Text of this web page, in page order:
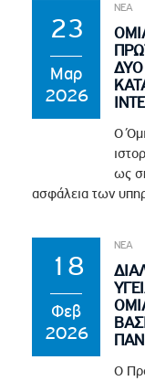
23
Μαρ
2026
ΝΕΑ
Ο
ως
ασφάλεια των
18
Φεβ
2026
ΝΕΑ
Ο